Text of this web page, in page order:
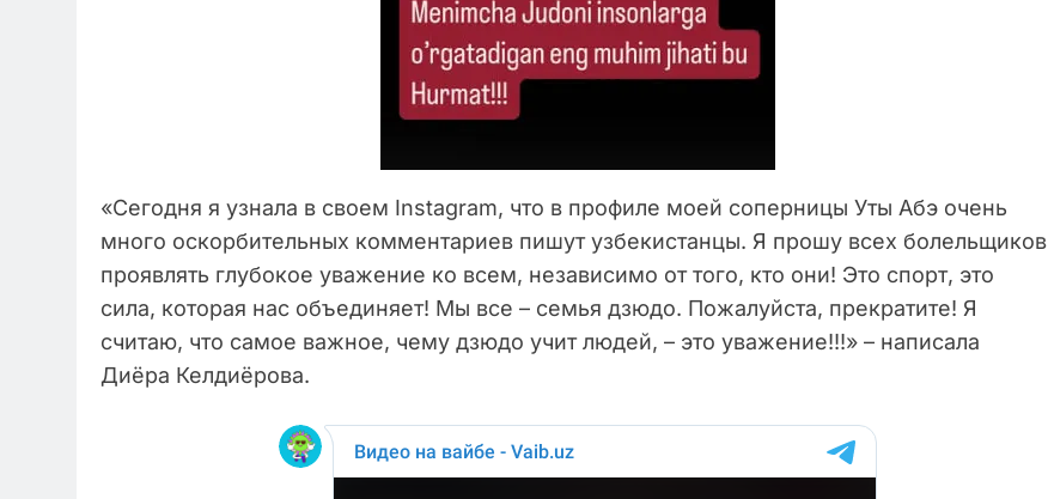
«Сегодня я узнала в своем Instagram, что в профиле моей соперницы Уты Абэ очень
много оскорбительных комментариев пишут узбекистанцы. Я прошу всех болельщиков
проявлять глубокое уважение ко всем, независимо от того, кто они! Это спорт, это
сила, которая нас объединяет! Мы все – семья дзюдо. Пожалуйста, прекратите! Я
считаю, что самое важное, чему дзюдо учит людей, – это уважение!!!» – написала
Диёра Келдиёрова.